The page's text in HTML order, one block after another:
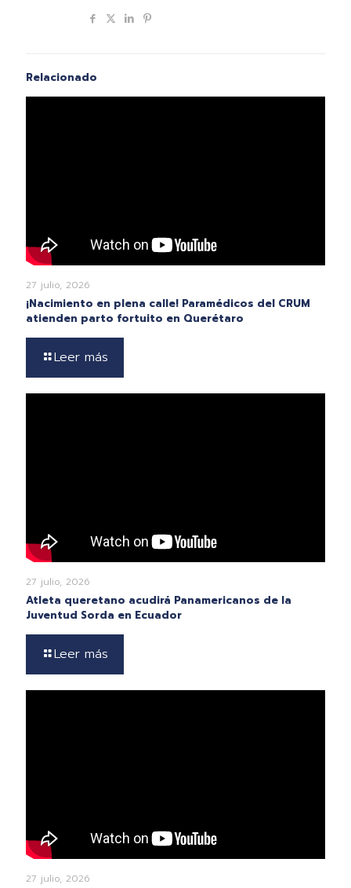
Relacionado
27 julio, 2026
¡Nacimiento en plena calle! Paramédicos del CRUM
atienden parto fortuito en Querétaro
Leer más
27 julio, 2026
Atleta queretano acudirá Panamericanos de la
Juventud Sorda en Ecuador
Leer más
27 julio, 2026